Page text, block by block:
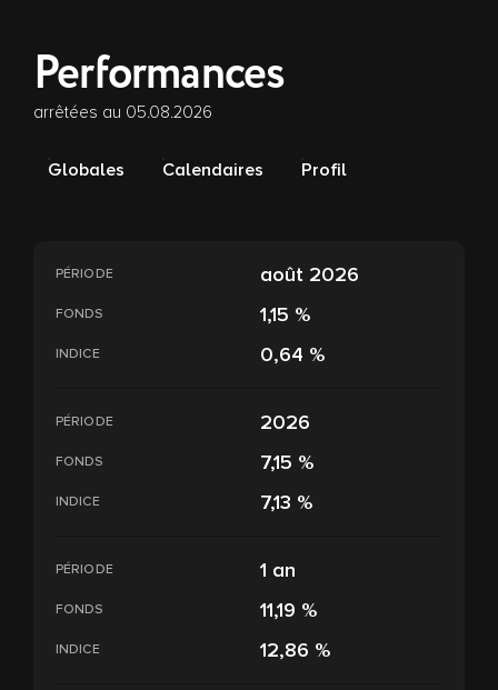
Performances
arrêtées au 05.08.2026
Globales Calendaires Profil
PÉRIODE août 2026
FONDS 1,15 %
INDICE 0,64 %
PÉRIODE 2026
FONDS 7,15 %
INDICE 7,13 %
PÉRIODE 1 an
FONDS 11,19 %
INDICE 12,86 %